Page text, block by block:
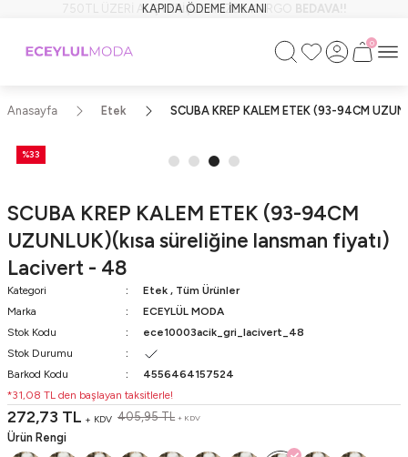
KAPIDA ÖDEME İMKANI
0
Anasayfa Etek SCUBA KREP KALEM ETEK (93-94CM
%33
SCUBA KREP KALEM ETEK (93-94CM
UZUNLUK)(kısa süreliğine lansman fiyatı)
Lacivert - 48
Kategori Etek , Tüm Ürünler
Marka
ECEYLÜL MODA
Stok Kodu
ece10003acik_gri_lacivert_48
Stok Durumu
Barkod Kodu
4556464157524
*31,08 TL den başlayan taksitlerle!
272,73 TL + KDV 405,95 TL + KDV
Ürün Rengi